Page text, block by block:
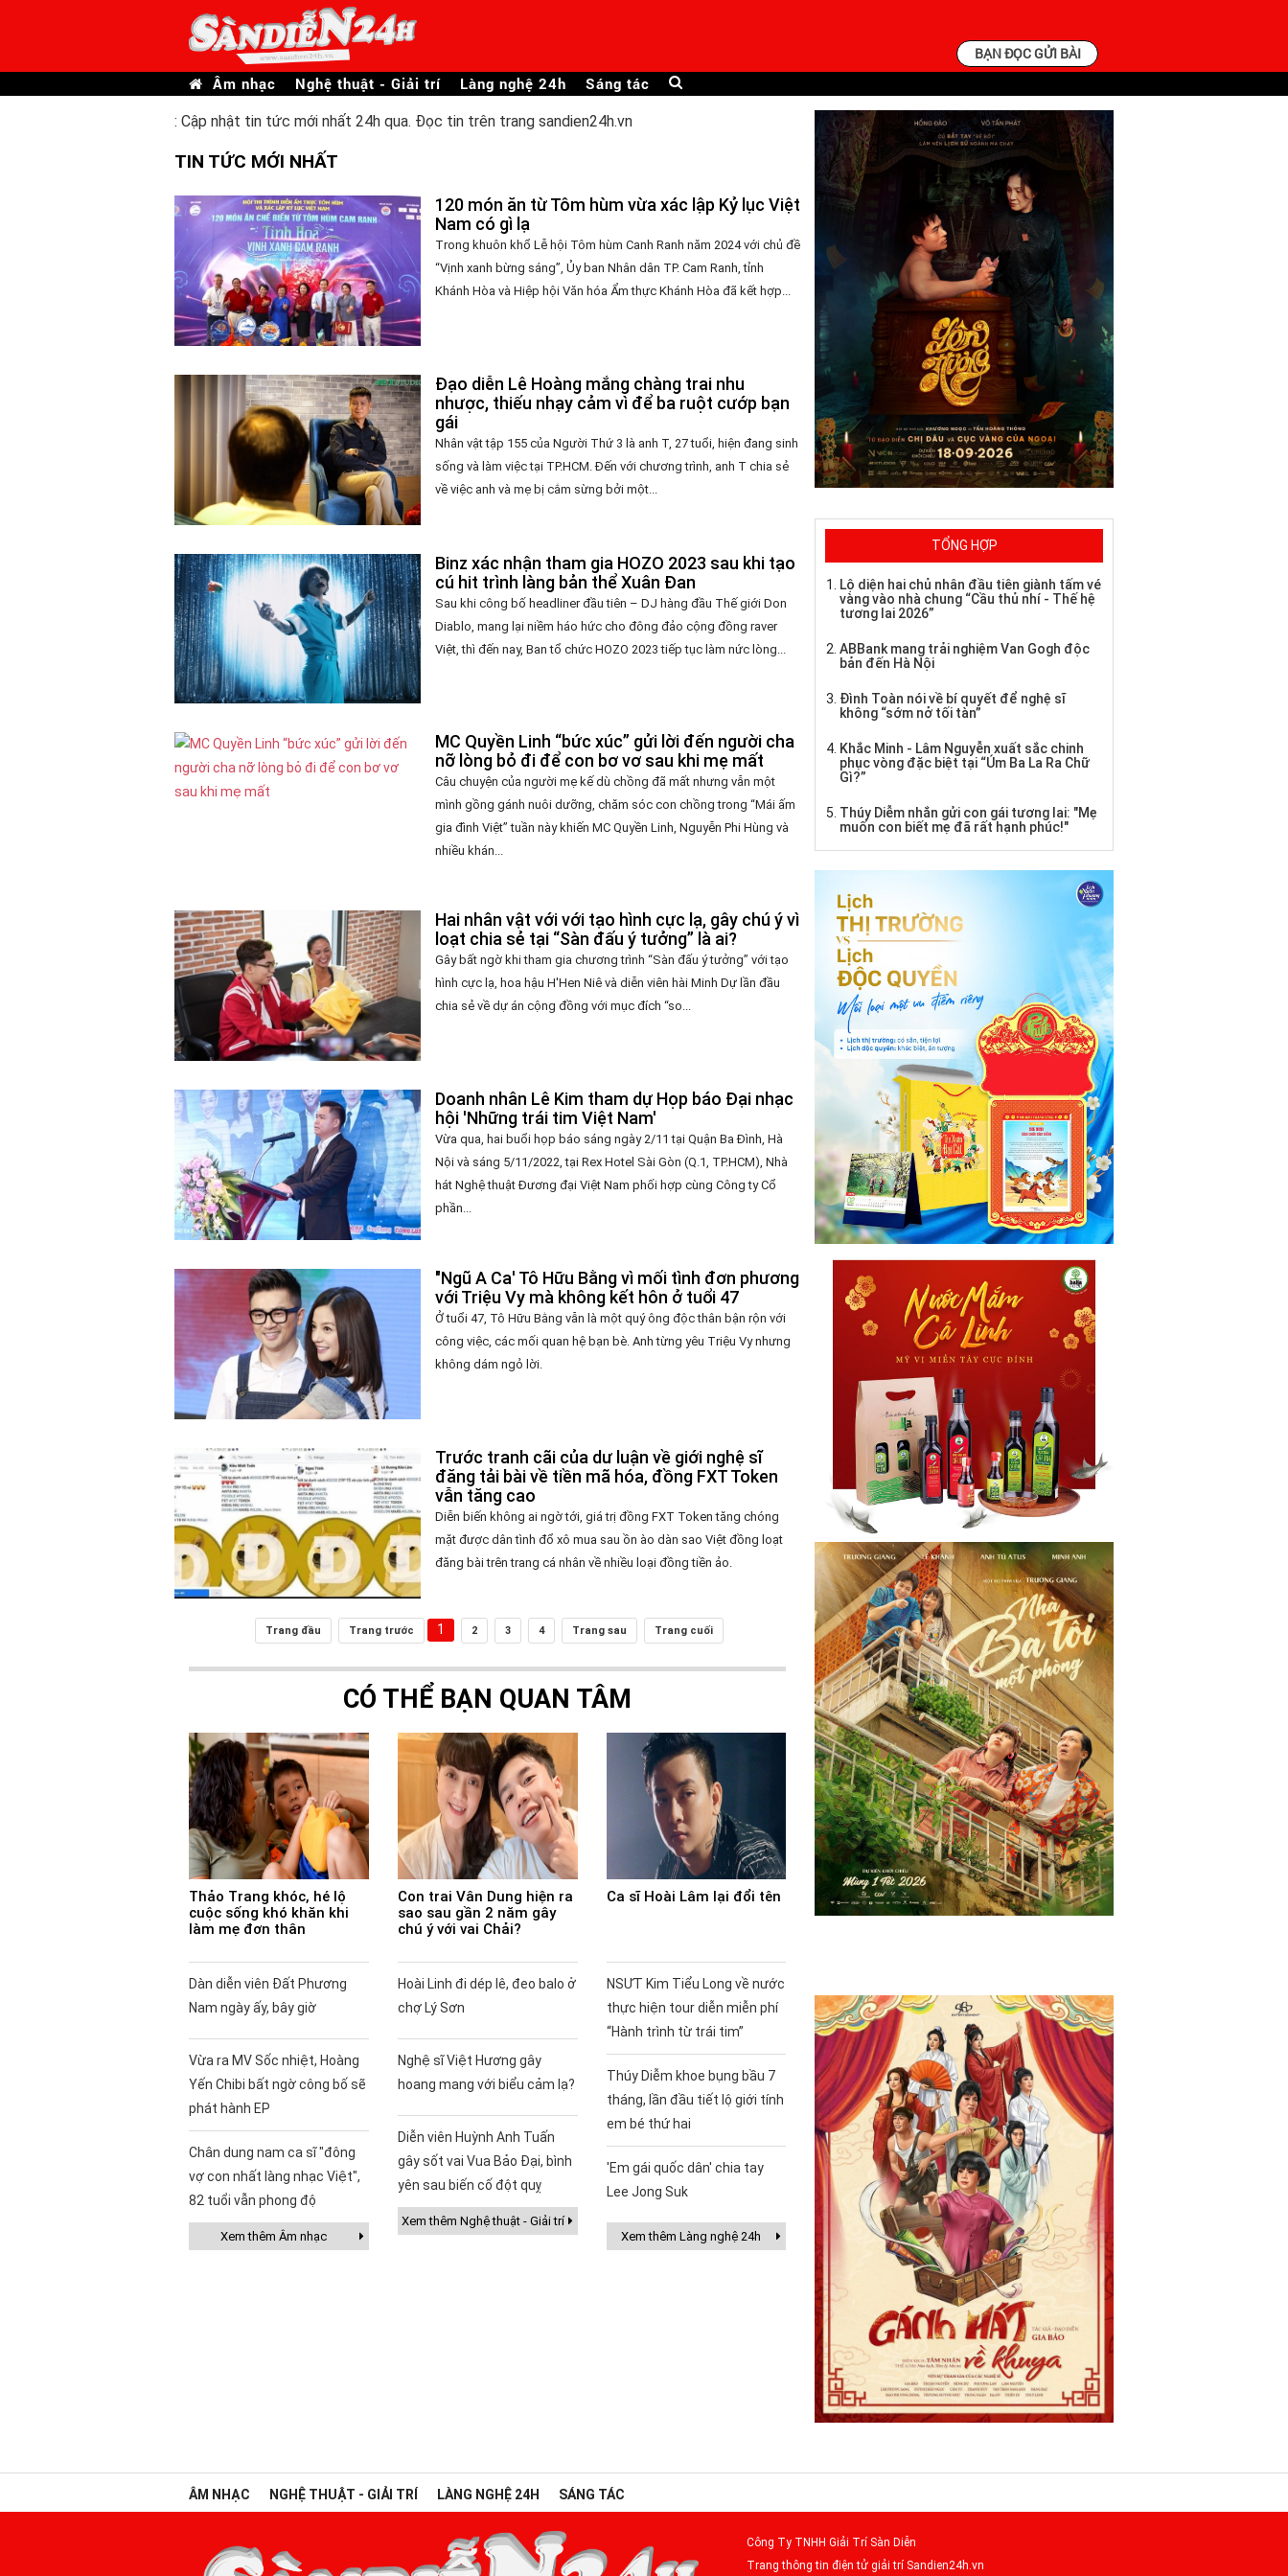
BẠN ĐỌC GỬI BÀI
Âm nhạc Nghệ thuật - Giải trí Làng nghệ 24h Sáng tác
: Cập nhật tin tức mới nhất 24h qua. Đọc tin trên trang sandien24h.vn
TIN TỨC MỚI NHẤT
120 món ăn từ Tôm hùm vừa xác lập Kỷ lục Việt
Nam có gì lạ
Trong khuôn khổ Lễ hội Tôm hùm Canh Ranh năm 2024 với chủ đề
“Vịnh xanh bừng sáng”, Ủy ban Nhân dân TP. Cam Ranh, tỉnh
Khánh Hòa và Hiệp hội Văn hóa Ẩm thực Khánh Hòa đã kết hợp...
Đạo diễn Lê Hoàng mắng chàng trai nhu
nhược, thiếu nhạy cảm vì để ba ruột cướp bạn
gái
Nhân vật tập 155 của Người Thứ 3 là anh T, 27 tuổi, hiện đang sinh
sống và làm việc tại TP.HCM. Đến với chương trình, anh T chia sẻ
về việc anh và mẹ bị cắm sừng bởi một...
Binz xác nhận tham gia HOZO 2023 sau khi tạo
cú hit trình làng bản thể Xuân Đan
Sau khi công bố headliner đầu tiên – DJ hàng đầu Thế giới Don
Diablo, mang lại niềm háo hức cho đông đảo cộng đồng raver
Việt, thì đến nay, Ban tổ chức HOZO 2023 tiếp tục làm nức lòng...
MC Quyền Linh “bức xúc” gửi lời đến người cha
nỡ lòng bỏ đi để con bơ vơ sau khi mẹ mất
Câu chuyện của người mẹ kế dù chồng đã mất nhưng vẫn một
mình gồng gánh nuôi dưỡng, chăm sóc con chồng trong “Mái ấm
gia đình Việt” tuần này khiến MC Quyền Linh, Nguyễn Phi Hùng và
nhiều khán...
Hai nhân vật với với tạo hình cực lạ, gây chú ý vì
loạt chia sẻ tại “Sàn đấu ý tưởng” là ai?
Gây bất ngờ khi tham gia chương trình “Sàn đấu ý tưởng” với tạo
hình cực lạ, hoa hậu H'Hen Niê và diễn viên hài Minh Dự lần đầu
chia sẻ về dự án cộng đồng với mục đích “so...
Doanh nhân Lê Kim tham dự Họp báo Đại nhạc
hội 'Những trái tim Việt Nam'
Vừa qua, hai buổi họp báo sáng ngày 2/11 tại Quận Ba Đình, Hà
Nội và sáng 5/11/2022, tại Rex Hotel Sài Gòn (Q.1, TP.HCM), Nhà
hát Nghệ thuật Đương đại Việt Nam phối hợp cùng Công ty Cổ
phần...
"Ngũ A Ca' Tô Hữu Bằng vì mối tình đơn phương
với Triệu Vy mà không kết hôn ở tuổi 47
Ở tuổi 47, Tô Hữu Bằng vẫn là một quý ông độc thân bận rộn với
công việc, các mối quan hệ bạn bè. Anh từng yêu Triệu Vy nhưng
không dám ngỏ lời.
Trước tranh cãi của dư luận về giới nghệ sĩ
đăng tải bài về tiền mã hóa, đồng FXT Token
vẫn tăng cao
Diễn biến không ai ngờ tới, giá trị đồng FXT Token tăng chóng
mặt được dân tình đổ xô mua sau ồn ào dàn sao Việt đồng loạt
đăng bài trên trang cá nhân về nhiều loại đồng tiền ảo.
Trang đầu Trang trước 1 2 3 4 Trang sau Trang cuối
CÓ THỂ BẠN QUAN TÂM
Thảo Trang khóc, hé lộ
cuộc sống khó khăn khi
làm mẹ đơn thân
Dàn diễn viên Đất Phương
Nam ngày ấy, bây giờ
Vừa ra MV Sốc nhiệt, Hoàng
Yến Chibi bất ngờ công bố sẽ
phát hành EP
Chân dung nam ca sĩ "đông
vợ con nhất làng nhạc Việt",
82 tuổi vẫn phong độ
Xem thêm Âm nhạc
Con trai Vân Dung hiện ra
sao sau gần 2 năm gây
chú ý với vai Chải?
Hoài Linh đi dép lê, đeo balo ở
chợ Lý Sơn
Nghệ sĩ Việt Hương gây
hoang mang với biểu cảm lạ?
Diễn viên Huỳnh Anh Tuấn
gây sốt vai Vua Bảo Đại, bình
yên sau biến cố đột quỵ
Xem thêm Nghệ thuật - Giải trí
Ca sĩ Hoài Lâm lại đổi tên
NSƯT Kim Tiểu Long về nước
thực hiện tour diễn miễn phí
“Hành trình từ trái tim”
Thúy Diễm khoe bụng bầu 7
tháng, lần đầu tiết lộ giới tính
em bé thứ hai
'Em gái quốc dân' chia tay
Lee Jong Suk
Xem thêm Làng nghệ 24h
TỔNG HỢP
Lộ diện hai chủ nhân đầu tiên giành tấm vé
vàng vào nhà chung “Cầu thủ nhí - Thế hệ
tương lai 2026”
ABBank mang trải nghiệm Van Gogh độc
bản đến Hà Nội
Đình Toàn nói về bí quyết để nghệ sĩ
không “sớm nở tối tàn”
Khắc Minh - Lâm Nguyễn xuất sắc chinh
phục vòng đặc biệt tại “Úm Ba La Ra Chữ
Gì?”
Thúy Diễm nhắn gửi con gái tương lai: "Mẹ
muốn con biết mẹ đã rất hạnh phúc!"
ÂM NHẠC NGHỆ THUẬT - GIẢI TRÍ LÀNG NGHỆ 24H SÁNG TÁC
Công Ty TNHH Giải Trí Sàn Diễn
Trang thông tin điện tử giải trí Sandien24h.vn